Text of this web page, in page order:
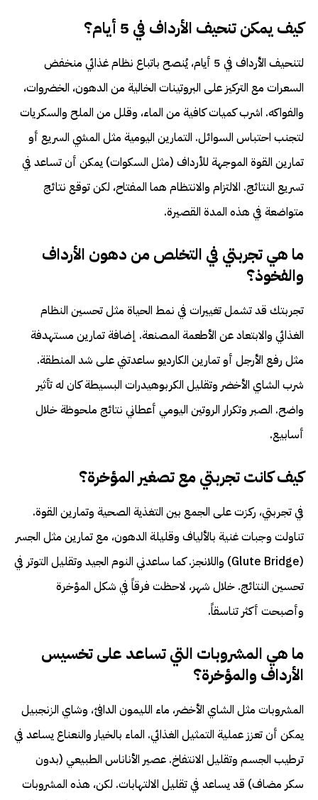
كيف يمكن تنحيف الأرداف في 5 أيام؟
لتنحيف الأرداف في 5 أيام، يُنصح باتباع نظام غذائي منخفض
السعرات مع التركيز على البروتينات الخالية من الدهون، الخضروات،
والفواكه. اشرب كميات كافية من الماء، وقلل من الملح والسكريات
لتجنب احتباس السوائل. التمارين اليومية مثل المشي السريع أو
تمارين القوة الموجهة للأرداف (مثل السكوات) يمكن أن تساعد في
تسريع النتائج. الالتزام والانتظام هما المفتاح، لكن توقع نتائج
متواضعة في هذه المدة القصيرة.
ما هي تجربتي في التخلص من دهون الأرداف
والفخوذ؟
تجربتك قد تشمل تغييرات في نمط الحياة مثل تحسين النظام
الغذائي والابتعاد عن الأطعمة المصنعة. إضافة تمارين مستهدفة
مثل رفع الأرجل أو تمارين الكارديو ساعدتني على شد المنطقة.
شرب الشاي الأخضر وتقليل الكربوهيدرات البسيطة كان له تأثير
واضح. الصبر وتكرار الروتين اليومي أعطاني نتائج ملحوظة خلال
أسابيع.
كيف كانت تجربتي مع تصغير المؤخرة؟
في تجربتي، ركزت على الجمع بين التغذية الصحية وتمارين القوة.
تناولت وجبات غنية بالألياف وقليلة الدهون، مع تمارين مثل الجسر
(Glute Bridge) واللانجز. كما ساعدني النوم الجيد وتقليل التوتر في
تحسين النتائج. خلال شهر، لاحظت فرقاً في شكل المؤخرة
وأصبحت أكثر تناسقاً.
ما هي المشروبات التي تساعد على تخسيس
الأرداف والمؤخرة؟
المشروبات مثل الشاي الأخضر، ماء الليمون الدافئ، وشاي الزنجبيل
يمكن أن تعزز عملية التمثيل الغذائي. الماء بالخيار والنعناع يساعد في
ترطيب الجسم وتقليل الانتفاخ. عصير الأناناس الطبيعي (بدون
سكر مضاف) قد يساعد في تقليل الالتهابات. لكن، هذه المشروبات